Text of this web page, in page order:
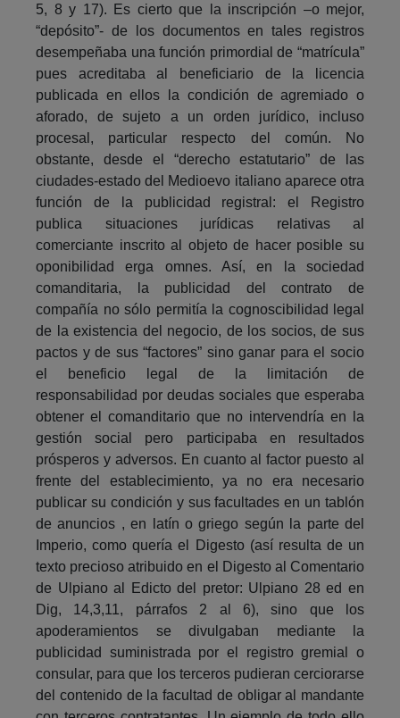
5, 8 y 17). Es cierto que la inscripción –o mejor,
“depósito”- de los documentos en tales registros
desempeñaba una función primordial de “matrícula”
pues acreditaba al beneficiario de la licencia
publicada en ellos la condición de agremiado o
aforado, de sujeto a un orden jurídico, incluso
procesal, particular respecto del común. No
obstante, desde el “derecho estatutario” de las
ciudades-estado del Medioevo italiano aparece otra
función de la publicidad registral: el Registro
publica situaciones jurídicas relativas al
comerciante inscrito al objeto de hacer posible su
oponibilidad erga omnes. Así, en la sociedad
comanditaria, la publicidad del contrato de
compañía no sólo permitía la cognoscibilidad legal
de la existencia del negocio, de los socios, de sus
pactos y de sus “factores” sino ganar para el socio
el beneficio legal de la limitación de
responsabilidad por deudas sociales que esperaba
obtener el comanditario que no intervendría en la
gestión social pero participaba en resultados
prósperos y adversos. En cuanto al factor puesto al
frente del establecimiento, ya no era necesario
publicar su condición y sus facultades en un tablón
de anuncios , en latín o griego según la parte del
Imperio, como quería el Digesto (así resulta de un
texto precioso atribuido en el Digesto al Comentario
de Ulpiano al Edicto del pretor: Ulpiano 28 ed en
Dig, 14,3,11, párrafos 2 al 6), sino que los
apoderamientos se divulgaban mediante la
publicidad suministrada por el registro gremial o
consular, para que los terceros pudieran cerciorarse
del contenido de la facultad de obligar al mandante